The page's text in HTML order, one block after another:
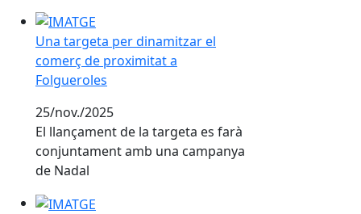
Una targeta per dinamitzar el comerç de proximitat
Una targeta per dinamitzar el
comerç de proximitat a
Folgueroles
25/nov./2025
El llançament de la targeta es farà
conjuntament amb una campanya
de Nadal
Una targeta per dinamitzar el comerç de proximitat